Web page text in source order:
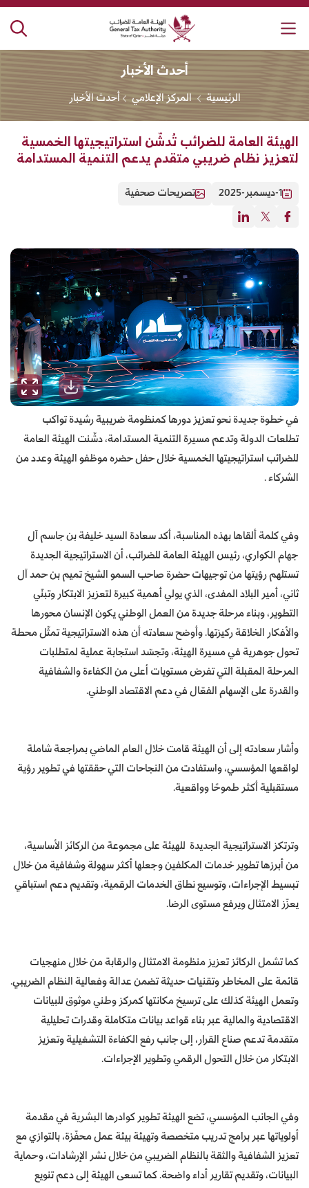
الهيئة العامة للضرائب
أحدث الأخبار
الرئيسية المركز الإعلامي أحدث الأخبار
الهيئة العامة للضرائب تُدشّن استراتيجيتها الخمسية
لتعزيز نظام ضريبي متقدم يدعم التنمية المستدامة
1-ديسمبر-2025 تصريحات صحفية
في خطوة جديدة نحو تعزيز دورها كمنظومة ضريبية رشيدة تواكب
تطلعات الدولة وتدعم مسيرة التنمية المستدامة، دشّنت الهيئة العامة
للضرائب استراتيجيتها الخمسية خلال حفل حضره موظفو الهيئة وعدد من
الشركاء .
وفي كلمة ألقاها بهذه المناسبة، أكد سعادة السيد خليفة بن جاسم آل
جهام الكواري، رئيس الهيئة العامة للضرائب، أن الاستراتيجية الجديدة
تستلهم رؤيتها من توجيهات حضرة صاحب السمو الشيخ تميم بن حمد آل
ثاني، أمير البلاد المفدى، الذي يولي أهمية كبيرة لتعزيز الابتكار وتبنّي
التطوير، وبناء مرحلة جديدة من العمل الوطني يكون الإنسان محورها
والأفكار الخلاقة ركيزتها. وأوضح سعادته أن هذه الاستراتيجية تمثّل محطة
تحول جوهرية في مسيرة الهيئة، وتجسّد استجابة عملية لمتطلبات
المرحلة المقبلة التي تفرض مستويات أعلى من الكفاءة والشفافية
والقدرة على الإسهام الفعّال في دعم الاقتصاد الوطني.
وأشار سعادته إلى أن الهيئة قامت خلال العام الماضي بمراجعة شاملة
لواقعها المؤسسي، واستفادت من النجاحات التي حققتها في تطوير رؤية
مستقبلية أكثر طموحًا وواقعية.
وترتكز الاستراتيجية الجديدة للهيئة على مجموعة من الركائز الأساسية،
من أبرزها تطوير خدمات المكلفين وجعلها أكثر سهولة وشفافية من خلال
تبسيط الإجراءات، وتوسيع نطاق الخدمات الرقمية، وتقديم دعم استباقي
يعزّز الامتثال ويرفع مستوى الرضا.
كما تشمل الركائز تعزيز منظومة الامتثال والرقابة من خلال منهجيات
قائمة على المخاطر وتقنيات حديثة تضمن عدالة وفعالية النظام الضريبي.
وتعمل الهيئة كذلك على ترسيخ مكانتها كمركز وطني موثوق للبيانات
الاقتصادية والمالية عبر بناء قواعد بيانات متكاملة وقدرات تحليلية
متقدمة تدعم صناع القرار، إلى جانب رفع الكفاءة التشغيلية وتعزيز
الابتكار من خلال التحول الرقمي وتطوير الإجراءات.
وفي الجانب المؤسسي، تضع الهيئة تطوير كوادرها البشرية في مقدمة
أولوياتها عبر برامج تدريب متخصصة وتهيئة بيئة عمل محفّزة، بالتوازي مع
تعزيز الشفافية والثقة بالنظام الضريبي من خلال نشر الإرشادات، وحماية
البيانات، وتقديم تقارير أداء واضحة. كما تسعى الهيئة إلى دعم تنويع